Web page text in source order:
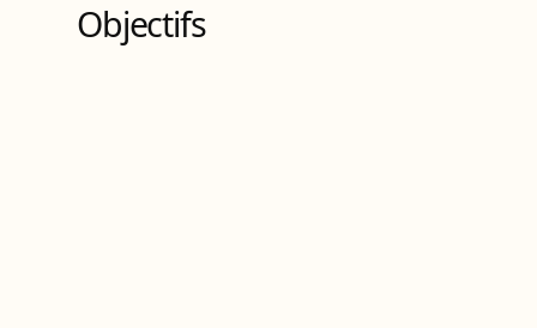
Objectifs